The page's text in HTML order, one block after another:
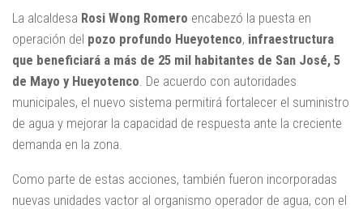
La alcaldesa Rosi Wong Romero encabezó la puesta en
operación del pozo profundo Hueyotenco, infraestructura
que beneficiará a más de 25 mil habitantes de San José, 5
de Mayo y Hueyotenco. De acuerdo con autoridades
municipales, el nuevo sistema permitirá fortalecer el suministro
de agua y mejorar la capacidad de respuesta ante la creciente
demanda en la zona.
Como parte de estas acciones, también fueron incorporadas
nuevas unidades vactor al organismo operador de agua, con el